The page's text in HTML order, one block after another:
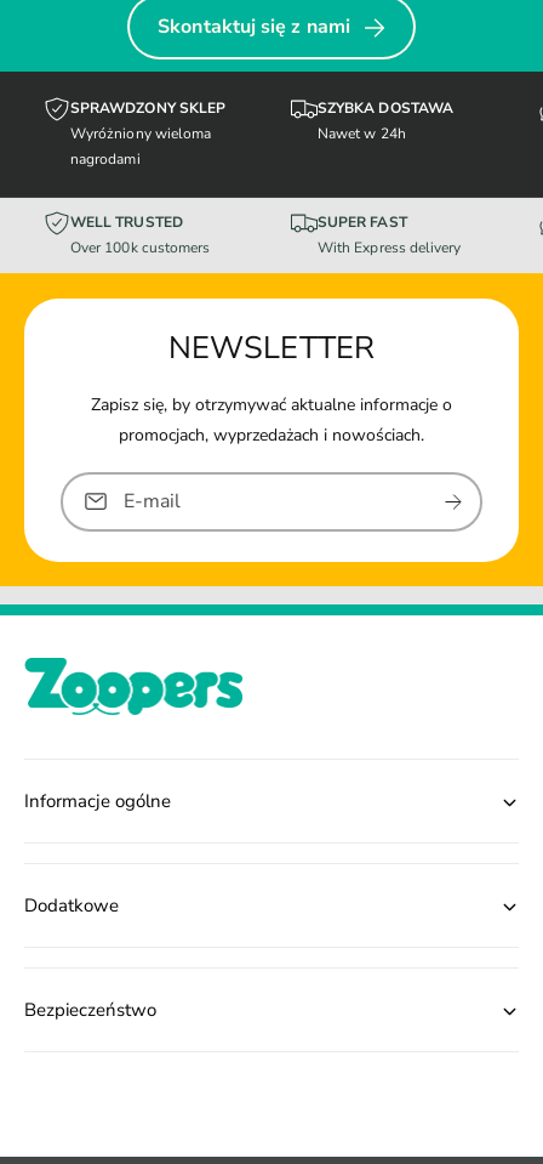
Skontaktuj się z nami
SPRAWDZONY SKLEP
Wyróżniony wieloma
nagrodami
SZYBKA DOSTAWA
Nawet w 24h
WELL TRUSTED
Over 100k customers
SUPER FAST
With Express delivery
NEWSLETTER
Zapisz się, by otrzymywać aktualne informacje o
promocjach, wyprzedażach i nowościach.
E-mail
Informacje ogólne
Dodatkowe
Bezpieczeństwo